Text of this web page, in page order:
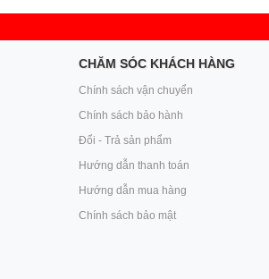
CHĂM SÓC KHÁCH HÀNG
Chính sách vận chuyển
Chính sách bảo hành
Đổi - Trả sản phẩm
Hướng dẫn thanh toán
Hướng dẫn mua hàng
Chính sách bảo mật